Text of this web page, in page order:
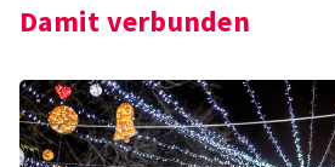
Damit verbunden